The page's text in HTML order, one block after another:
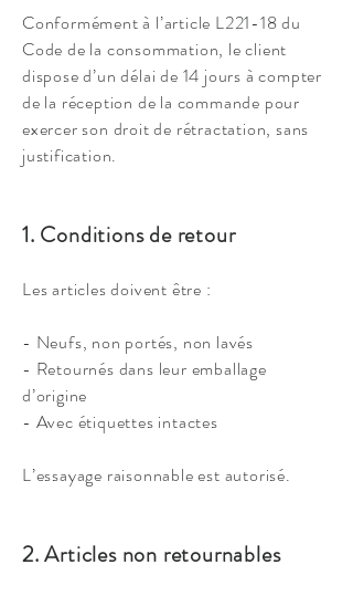
Conformément à l’article L221-18 du
Code de la consommation, le client
dispose d’un délai de 14 jours à compter
de la réception de la commande pour
exercer son droit de rétractation, sans
justification.
1. Conditions de retour
Les articles doivent être :
- Neufs, non portés, non lavés
- Retournés dans leur emballage
d’origine
- Avec étiquettes intactes
L’essayage raisonnable est autorisé.
2. Articles non retournables